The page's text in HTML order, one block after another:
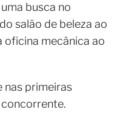
busca no
salão de beleza ao
mecânica ao
nas primeiras
concorrente.